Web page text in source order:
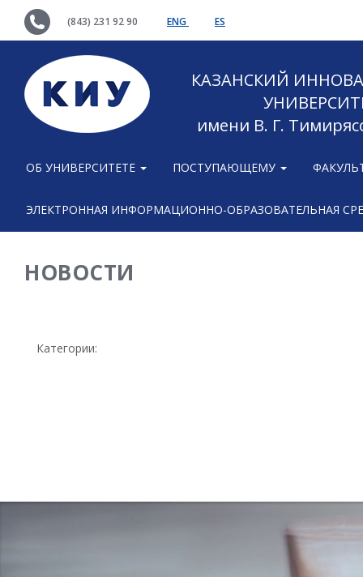
(843) 231 92 90 ENG ES
КАЗАНСКИЙ
имени В. Г.
ОБ УНИВЕРСИТЕТЕ ПОСТУПАЮЩЕМУ
ЭЛЕКТРОННАЯ ИНФОРМАЦИОННО-ОБРАЗОВАТЕЛЬНАЯ
НОВОСТИ
Категории: